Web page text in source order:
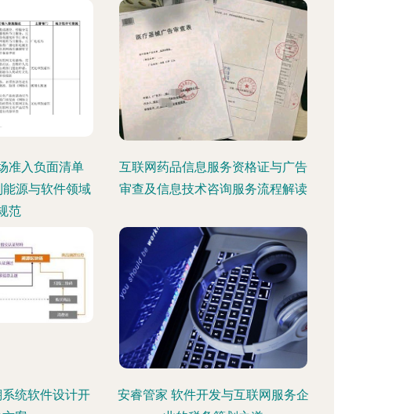
准入负面清单
源与软件领域
范
互联网药品信息服务资格证与广告
审查及信息技术咨询服务流程解读
统软件设计开
安睿管家 软件开发与互联网服务企